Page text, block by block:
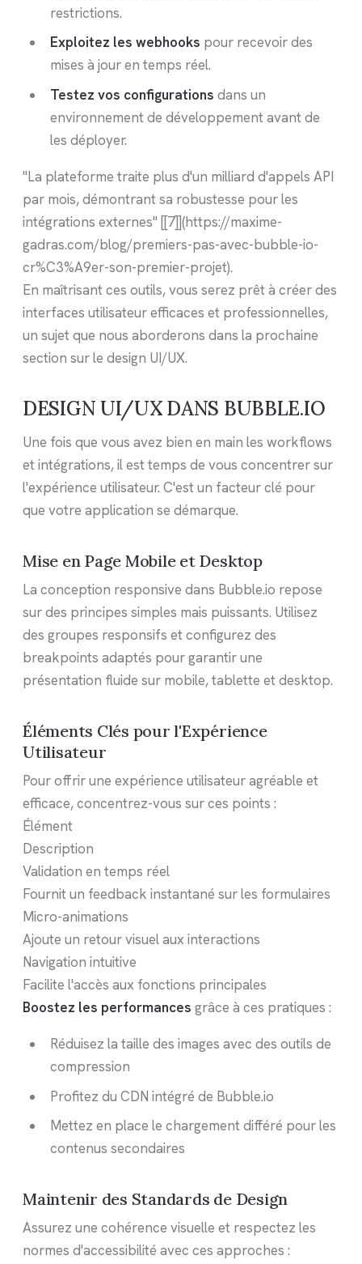
restrictions.
Exploitez les webhooks pour recevoir des
mises à jour en temps réel.
Testez vos configurations dans un
environnement de développement avant de
les déployer.
"La plateforme traite plus d'un milliard d'appels API
par mois, démontrant sa robustesse pour les
intégrations externes" [[7]](https://maxime-
gadras.com/blog/premiers-pas-avec-bubble-io-
cr%C3%A9er-son-premier-projet).
En maîtrisant ces outils, vous serez prêt à créer des
interfaces utilisateur efficaces et professionnelles,
un sujet que nous aborderons dans la prochaine
section sur le design UI/UX.
DESIGN UI/UX DANS BUBBLE.IO
Une fois que vous avez bien en main les workflows
et intégrations, il est temps de vous concentrer sur
l'expérience utilisateur. C'est un facteur clé pour
que votre application se démarque.
Mise en Page Mobile et Desktop
La conception responsive dans Bubble.io repose
sur des principes simples mais puissants. Utilisez
des groupes responsifs et configurez des
breakpoints adaptés pour garantir une
présentation fluide sur mobile, tablette et desktop.
Éléments Clés pour l'Expérience
Utilisateur
Pour offrir une expérience utilisateur agréable et
efficace, concentrez-vous sur ces points :
Élément
Description
Validation en temps réel
Fournit un feedback instantané sur les formulaires
Micro-animations
Ajoute un retour visuel aux interactions
Navigation intuitive
Facilite l'accès aux fonctions principales
Boostez les performances grâce à ces pratiques :
Réduisez la taille des images avec des outils de
compression
Profitez du CDN intégré de Bubble.io
Mettez en place le chargement différé pour les
contenus secondaires
Maintenir des Standards de Design
Assurez une cohérence visuelle et respectez les
normes d'accessibilité avec ces approches :